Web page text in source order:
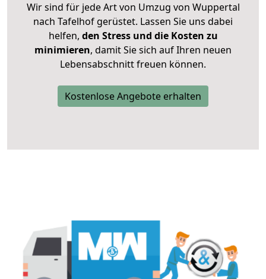
Wir sind für jede Art von Umzug von Wuppertal
nach Tafelhof gerüstet. Lassen Sie uns dabei
helfen, den Stress und die Kosten zu
minimieren, damit Sie sich auf Ihren neuen
Lebensabschnitt freuen können.
Kostenlose Angebote erhalten